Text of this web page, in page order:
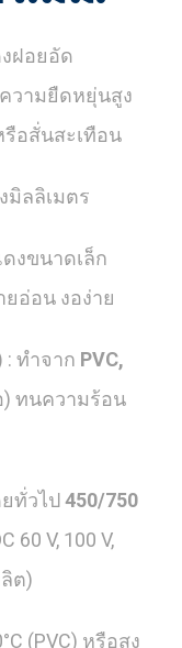
ฝอยอัด
ความยืดหยุ่นสูง
อสั่นสะเทือน
มิลลิเมตร
งขนาดเล็ก
อ่อน งอง่าย
: ทำจาก PVC,
ทนความร้อน
ทั่วไป450/750
60 V, 100 V,
ต)
(PVC) หรือสูง